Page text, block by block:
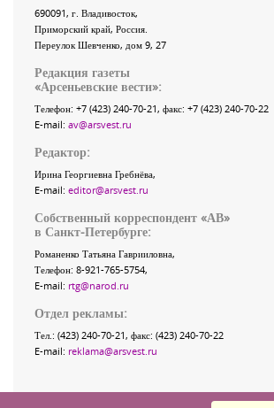
690091, г. Владивосток,
Приморский край, Россия
Переулок Шевченко, дом 9, 27
Редакция газеты
«Арсеньевские вести»:
Телефон: +7 (423) 240-70-21, факс: +7 (423) 240-70-22
E-mail: av@arsvest.ru
Редактор:
Ирина Георгиевна Гребнёва,
E-mail: editor@arsvest.ru
Собственный корреспондент «АВ»
в Санкт-Петербурге:
Романенко Татьяна Гаврииловна,
Телефон: 8-921-765-5754,
E-mail: rtg@narod.ru
Отдел рекламы:
Тел.: (423) 240-70-21, факс: (423) 240-70-22
E-mail: reklama@arsvest.ru